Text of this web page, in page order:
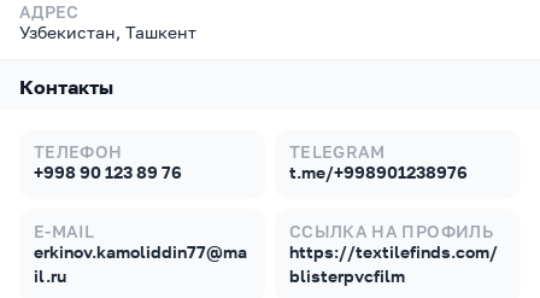
АДРЕС
Узбекистан, Ташкент
Контакты
ТЕЛЕФОН
+998 90 123 89 76
TELEGRAM
t.me/+998901238976
E-MAIL
erkinov.kamoliddin77@ma
il.ru
ССЫЛКА НА ПРОФИЛЬ
https://textilefinds.com/
blisterpvcfilm